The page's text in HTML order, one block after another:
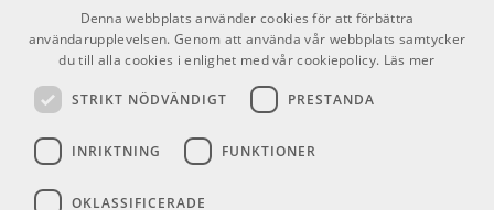
Försäljningsvillkor
Inlogg för återförsäljare
Denna webbplats använder cookies för att förbättra
användarupplevelsen. Genom att använda vår webbplats samtycker
du till alla cookies i enlighet med vår cookiepolicy. Läs mer
STRIKT NÖDVÄNDIGT PRESTANDA
INRIKTNING FUNKTIONER
OKLASSIFICERADE